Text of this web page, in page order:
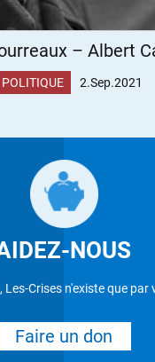
– Albert
POLITIQUE 2.Sep.2021
NOUS
Les-Crises n'existe que par
Faire un don